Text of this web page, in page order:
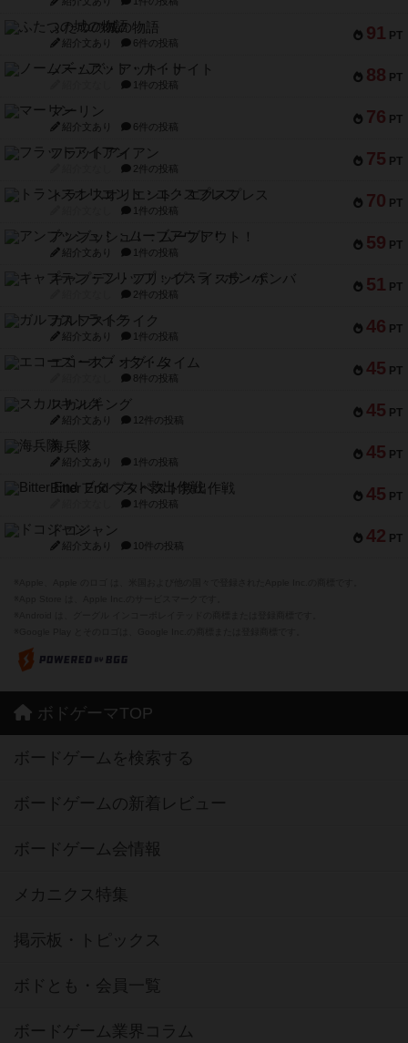
91 PT
ふたつの城の物語
紹介文あり 6件の投稿
88 PT
ノームズ・アット・ナイト
1件の投稿
76 PT
マーリン
紹介文あり 6件の投稿
75 PT
フラットアイアン
2件の投稿
70 PT
トランスオリエント・エクスプレス
1件の投稿
59 PT
アンブッシュ！：ムーブアウト！
紹介文あり 1件の投稿
51 PT
キャプテン・フリップ：イスラ・ボンバ
2件の投稿
46 PT
ガルフストライク
紹介文あり 1件の投稿
45 PT
エコーズ・オブ・タイム
8件の投稿
45 PT
スカルキング
紹介文あり 12件の投稿
45 PT
海兵隊
紹介文あり 1件の投稿
45 PT
Bitter End ブタペスト救出作戦
1件の投稿
42 PT
ドコジャン
紹介文あり 10件の投稿
ボドゲーマTOP
ボードゲームを検索する
ボードゲームの新着レビュー
ボードゲーム会情報
メカニクス特集
掲示板・トピックス
ボドとも・会員一覧
ボードゲーム業界コラム